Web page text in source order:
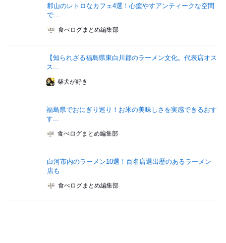
郡山のレトロなカフェ4選！心癒やすアンティークな空間
で...
食べログまとめ編集部
【知られざる福島県東白川郡のラーメン文化。代表店オス
ス...
柴犬が好き
福島県でおにぎり巡り！お米の美味しさを実感できるおす
す...
食べログまとめ編集部
白河市内のラーメン10選！百名店選出歴のあるラーメン
店も
食べログまとめ編集部